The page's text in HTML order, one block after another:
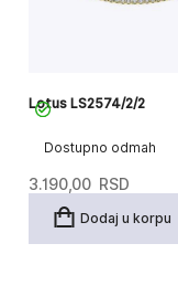
Dostupno odmah
Lotus LS2574/2/2
3.190,00 RSD
Dodaj u korpu